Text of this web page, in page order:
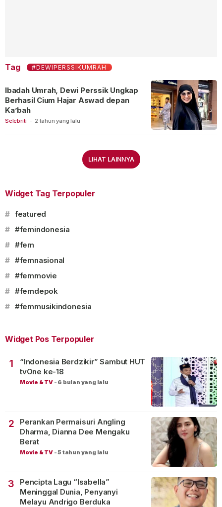
Tag #DEWIPERSSIKUMRAH
Selebriti - 2 tahun yang lalu
Ibadah Umrah, Dewi Perssik Ungkap
Berhasil Cium Hajar Aswad depan
Ka’bah
LIHAT LAINNYA
Widget Tag Terpopuler
# featured
# #femindonesia
# #fem
# #femnasional
# #femmovie
# #femdepok
# #femmusikindonesia
Widget Pos Terpopuler
1
“Indonesia Berdzikir” Sambut HUT
tvOne ke-18
Movie & TV - 6 bulan yang lalu
2
Perankan Permaisuri Angling
Dharma, Dianna Dee Mengaku
Berat
Movie & TV -5 tahun yang lalu
3
Pencipta Lagu “Isabella”
Meninggal Dunia, Penyanyi
Melayu Andrigo Berduka